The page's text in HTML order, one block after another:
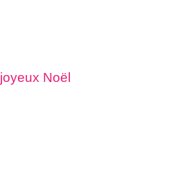
joyeux Noël